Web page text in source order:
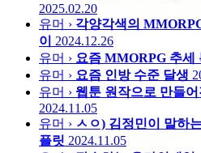
2025.02.20
유머 › 각양각색의
이
2024.12.26
유머 › 요즘 MMORPG 추세
유머 › 요즘 인방 수준 달생
유머 › 웹툰 원작으로 만들
2024.11.05
유머 › ㅅㅇ) 김정민이 말하
플릿 2024.11.05